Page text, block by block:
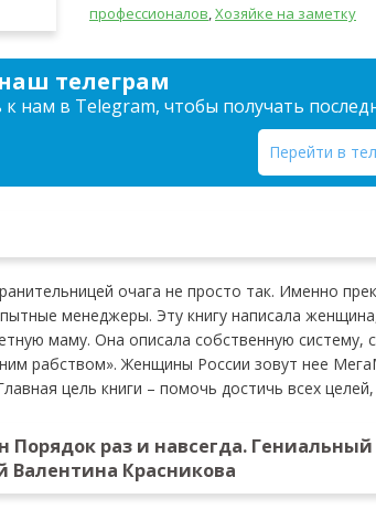
профессионалов,Хозяйке на заметку
телеграм
к нам в Telegram, чтобы получать
Перейти в
очага не просто так. Именно
менеджеры. Эту книгу написала
маму. Она описала собственную
рабством». Женщины России зовут нее
цель книги – помочь достичь всех
Порядок раз и навсегда.
Валентина Красникова